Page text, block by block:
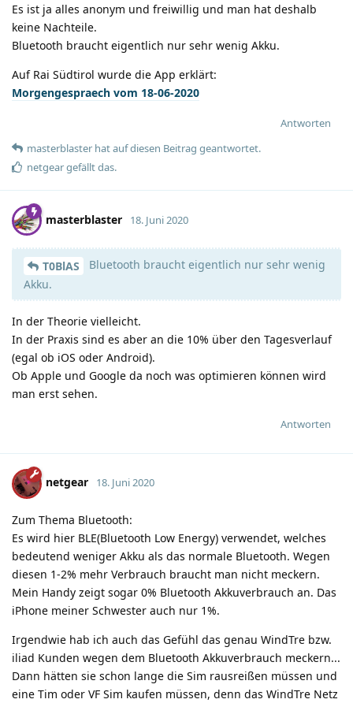
Es ist ja alles anonym und freiwillig und man hat deshalb
keine Nachteile.
Bluetooth braucht eigentlich nur sehr wenig Akku.
Auf Rai Südtirol wurde die App erklärt:
Morgengespraech vom 18-06-2020
Antworten
masterblaster hatauf diesen Beitrag geantwortet.
netgeargefällt das.
masterblaster 18. Juni 2020
T0BlAS
Bluetooth braucht eigentlich nur sehr wenig
Akku.
In der Theorie vielleicht.
In der Praxis sind es aber an die 10% über den Tagesverlauf
(egal ob iOS oder Android).
Ob Apple und Google da noch was optimieren können wird
man erst sehen.
Antworten
netgear 18. Juni 2020
Zum Thema Bluetooth:
Es wird hier BLE(Bluetooth Low Energy) verwendet, welches
bedeutend weniger Akku als das normale Bluetooth. Wegen
diesen 1-2% mehr Verbrauch braucht man nicht meckern.
Mein Handy zeigt sogar 0% Bluetooth Akkuverbrauch an. Das
iPhone meiner Schwester auch nur 1%.
Irgendwie hab ich auch das Gefühl das genau WindTre bzw.
iliad Kunden wegen dem Bluetooth Akkuverbrauch meckern...
Dann hätten sie schon lange die Sim rausreißen müssen und
eine Tim oder VF Sim kaufen müssen, denn das WindTre Netz